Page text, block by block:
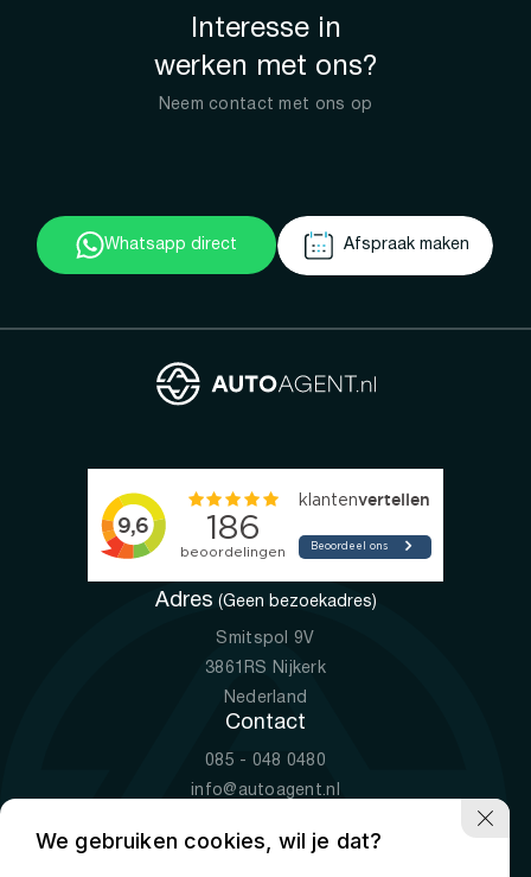
Interesse in
werken met ons?
Neem contact met ons op
Whatsapp direct Afspraak maken
Adres (Geen bezoekadres)
Smitspol 9V
3861RS Nijkerk
Nederland
Contact
085 - 048 0480
info@autoagent.nl
Openingstijden
We gebruiken cookies, wil je dat?